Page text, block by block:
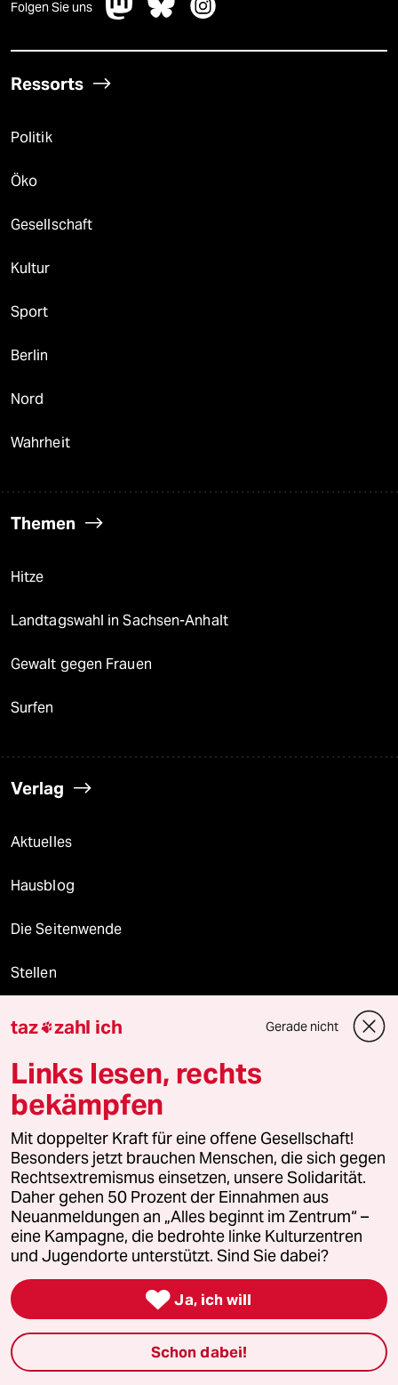
Folgen Sie uns
Ressorts
Politik
Öko
Gesellschaft
Kultur
Sport
Berlin
Nord
Wahrheit
Themen
Hitze
Landtagswahl in Sachsen-Anhalt
Gewalt gegen Frauen
Surfen
Verlag
Aktuelles
Hausblog
Die Seitenwende
Stellen
Presse
Unterstützen
abo
genossenschaft
taz zahl ich
recherchefonds ausland
panterpreis 2026
taz zahl ich Gerade nicht
Links lesen, rechts
bekämpfen
Mit doppelter Kraft für eine offene Gesellschaft!
Besonders jetzt brauchen Menschen, die sich gegen
Rechtsextremismus einsetzen, unsere Solidarität.
Daher gehen 50 Prozent der Einnahmen aus
Neuanmeldungen an „Alles beginnt im Zentrum“ –
eine Kampagne, die bedrohte linke Kulturzentren
und Jugendorte unterstützt. Sind Sie dabei?
 Ja, ich will
Schon dabei!